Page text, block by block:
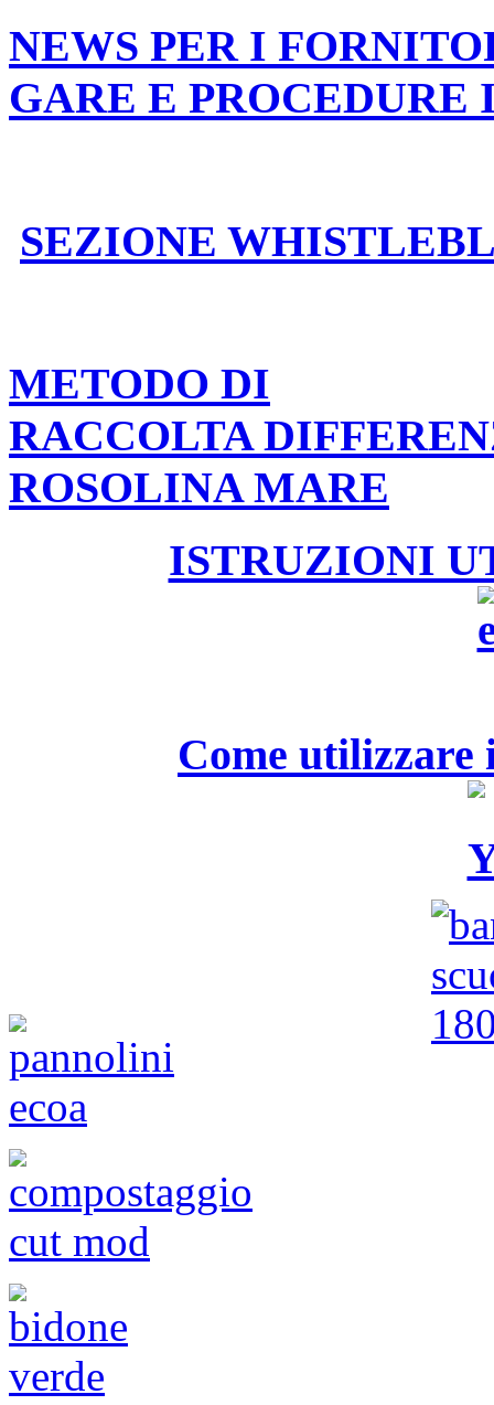
NEWS PER I
GARE E PROCEDURE
SEZIONE
METODO DI
RACCOLTA
ROSOLINA MARE
ISTRUZIONI
Come utilizzare